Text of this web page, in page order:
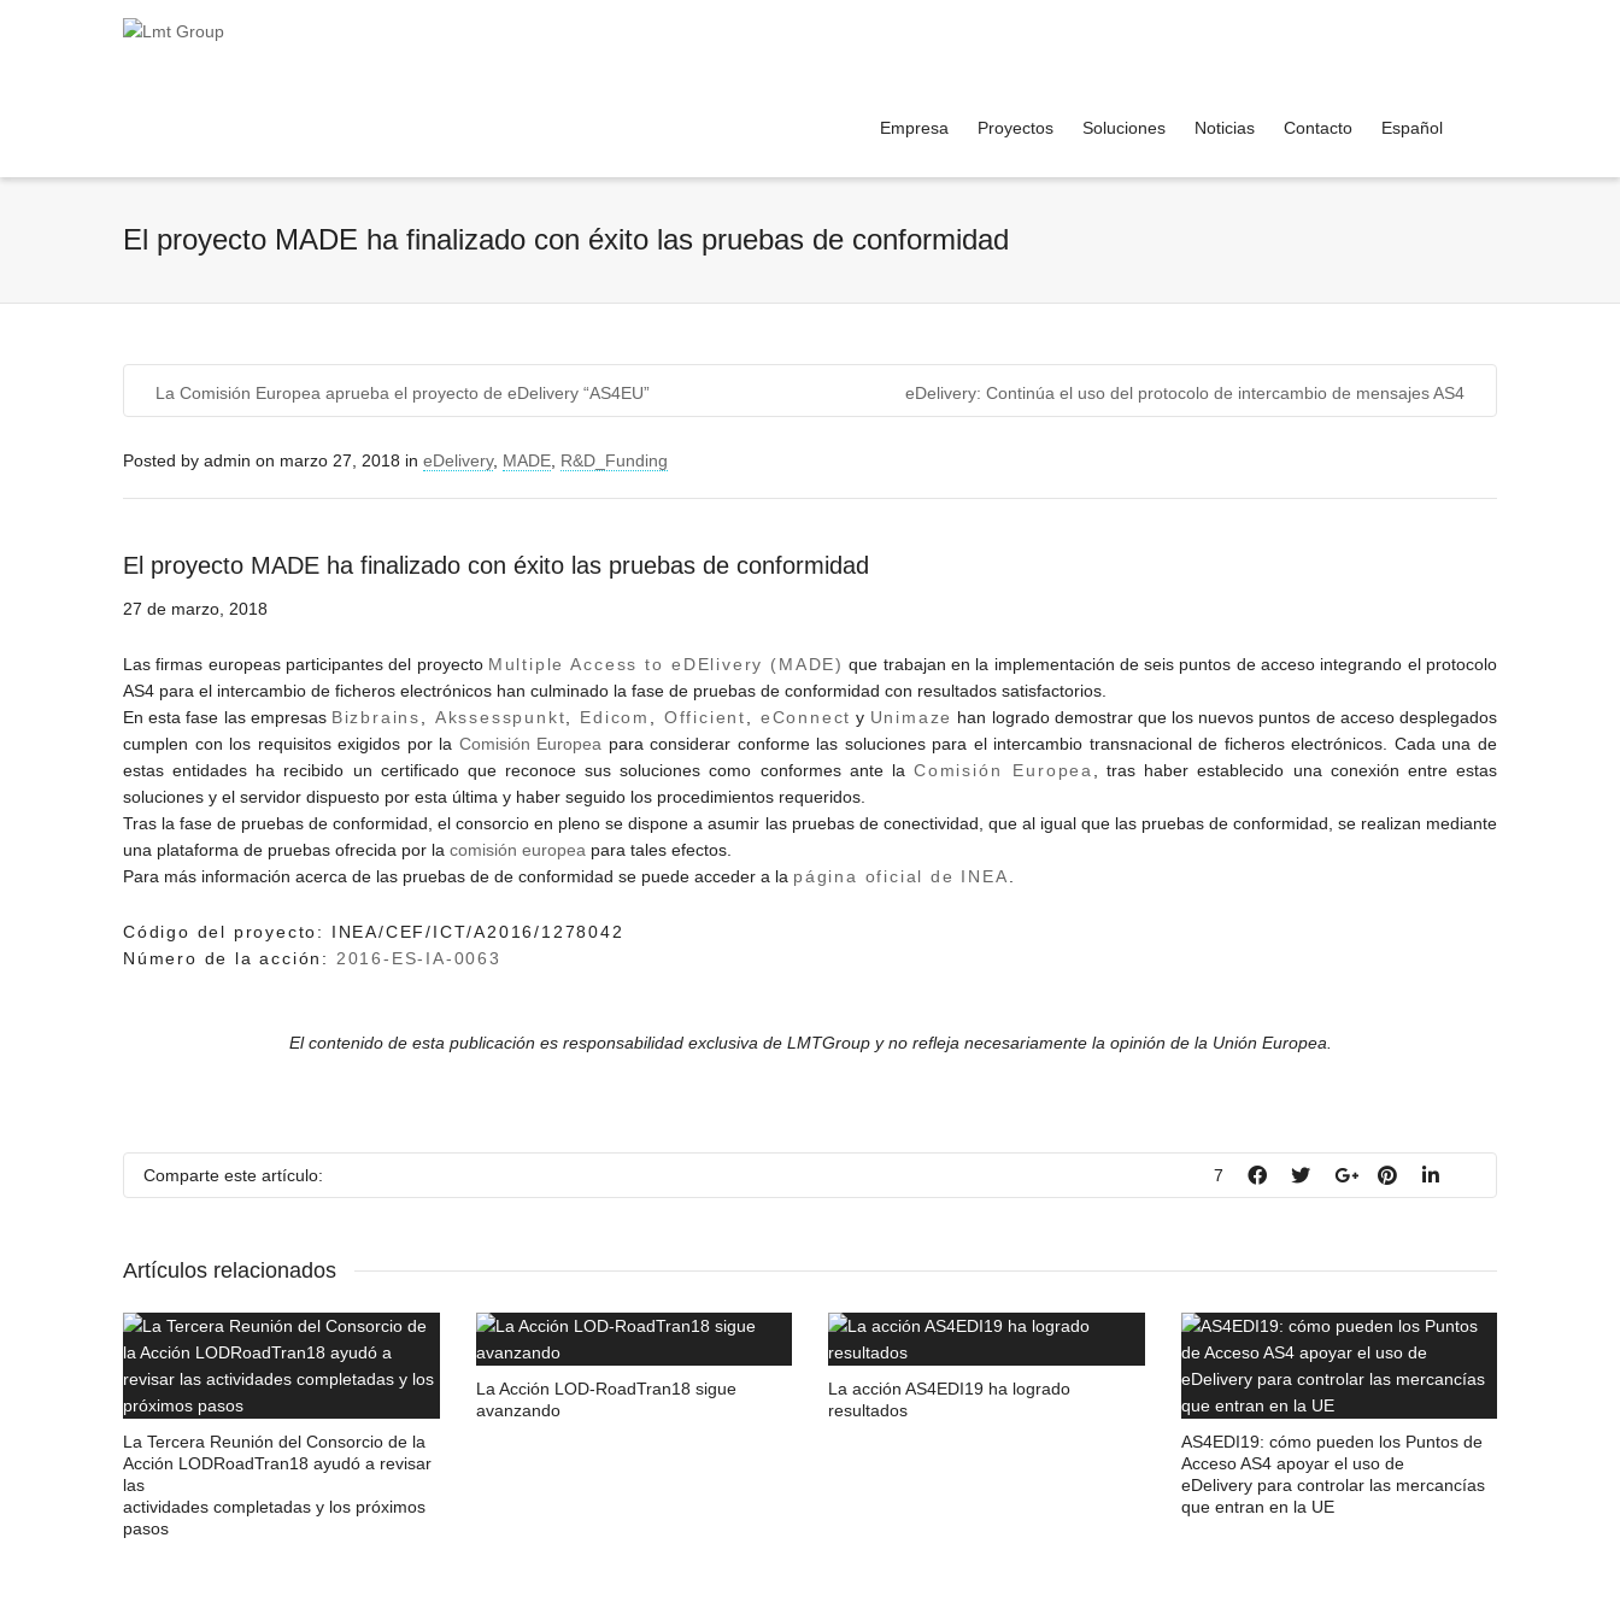
Empresa Proyectos Soluciones Noticias Contacto Español
El proyecto MADE ha finalizado con éxito las pruebas de conformidad
La Comisión Europea aprueba el proyecto de eDelivery “AS4EU” eDelivery: Continúa el uso del protocolo de intercambio de mensajes AS4
Posted by admin on marzo 27, 2018 in eDelivery, MADE R&D_Funding
El proyecto MADE ha finalizado con éxito las pruebas de conformidad
27 de marzo, 2018
Las firmas europeas participantes del proyecto Multiple Access to eDElivery (MADE) que trabajan en la implementación de seis puntos de acceso integrando el protocolo
AS4 para el intercambio de ficheros electrónicos han culminado la fase de pruebas de conformidad con resultados satisfactorios.
En esta fase las empresas Bizbrains Akssesspunkt Edicom Officient eConnect y Unimaze han logrado demostrar que los nuevos puntos de acceso desplegados
cumplen con los requisitos exigidos por la Comisión Europea para considerar conforme las soluciones para el intercambio transnacional de ficheros electrónicos. Cada una de
estas entidades ha recibido un certificado que reconoce sus soluciones como conformes ante laComisión Europea
, tras haber establecido una conexión entre estas
soluciones y el servidor dispuesto por esta última y haber seguido los procedimientos requeridos.
Tras la fase de pruebas de conformidad, el consorcio en pleno se dispone a asumir las pruebas de conectividad, que al igual que las pruebas de conformidad, se realizan mediante
una plataforma de pruebas ofrecida por la comisión europea para tales efectos.
Para más información acerca de las pruebas de de conformidad se puede acceder a la página oficial de INEA
Código del proyecto: INEA/CEF/ICT/A2016/1278042
Número de la acción: 2016-ES-IA-0063
El contenido de esta publicación es responsabilidad exclusiva de LMTGroup y no refleja necesariamente la opinión de la Unión Europea.
Comparte este artículo: 7
Artículos relacionados
La Tercera Reunión del Consorcio de la
Acción LODRoadTran18 ayudó a revisar
las
actividades completadas y los próximos
pasos
La Acción LOD-RoadTran18 sigue
avanzando
La acción AS4EDI19 ha logrado
resultados
AS4EDI19: cómo pueden los Puntos de
Acceso AS4 apoyar el uso de
eDelivery para controlar las mercancías
que entran en la UE